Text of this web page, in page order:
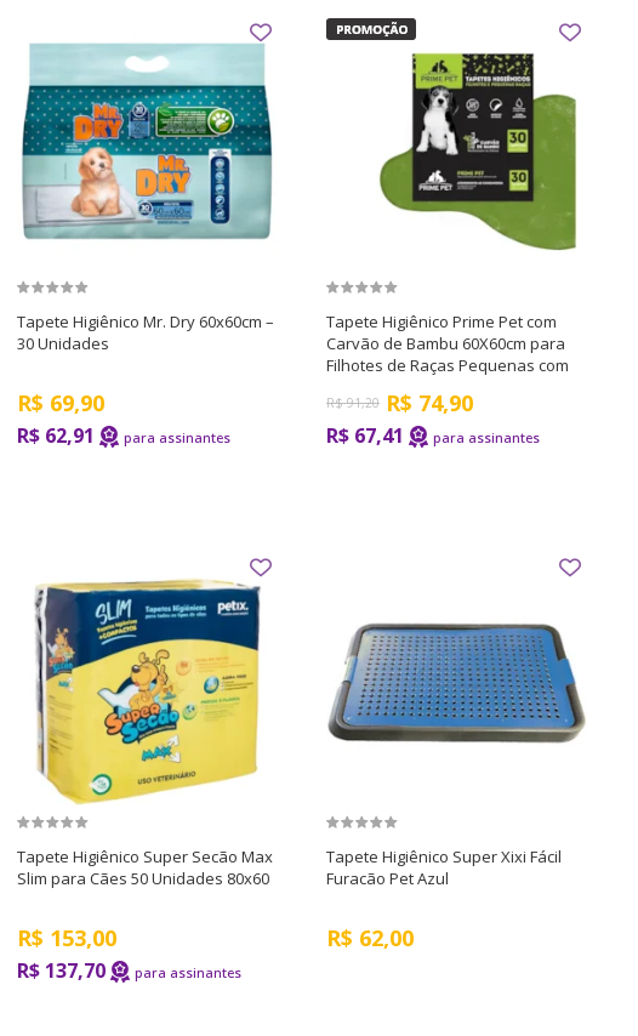
Tapete Higiênico Mr. Dry 60x60cm –
30 Unidades
R$ 69,90
R$ 62,91
Tapete Higiênico Prime Pet com
Carvão de Bambu 60X60cm para
Filhotes de Raças Pequenas com
R$ 91,20 R$ 74,90
R$ 67,41
Tapete Higiênico Super Secão Max
Slim para Cães 50 Unidades 80x60
R$ 153,00
R$ 137,70
Tapete Higiênico Super Xixi Fácil
Furacão Pet Azul
R$ 62,00